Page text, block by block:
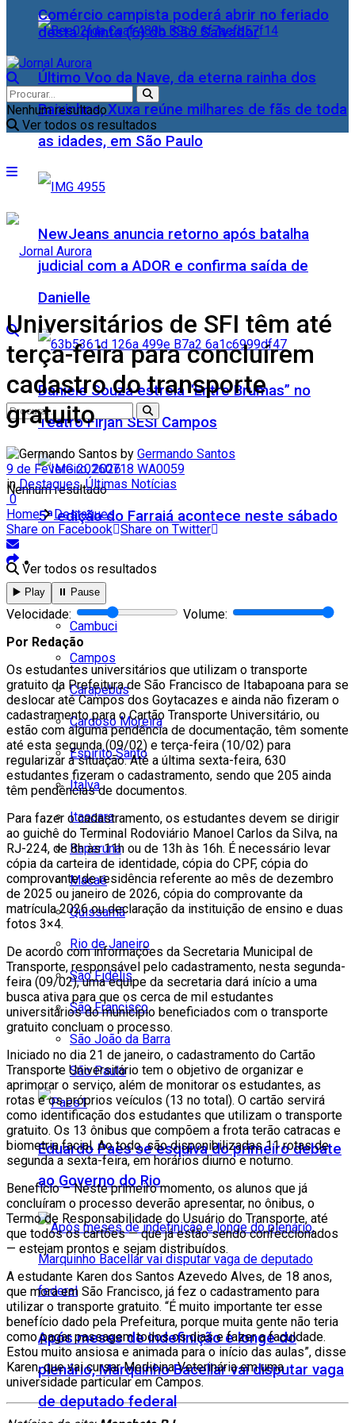
Último Voo da Nave, da eterna rainha dos
Baixinhos, Xuxa reúne milhares de fãs de toda
as idades, em São Paulo
NewJeans anuncia retorno após batalha
judicial com a ADOR e confirma saída de
Danielle
Daniele Souza estreia “Entre Brumas” no
Teatro Firjan SESI Campos
5ª edição do Farraiá acontece neste sábado
Cidades
Todos
Cambuci
Campos
Carapebus
Cardoso Moreira
Espírito Santo
Italva
Itaocara
Itaperuna
Macaé
Quissamã
Rio de Janeiro
São Fidélis
São Francisco
São João da Barra
São Paulo
Eduardo Paes se esquiva do primeiro debate
ao Governo do Rio
Após meses de indefinição e longe do
plenário, Marquinho Bacellar vai disputar vaga
de deputado federal
Comércio campista poderá abrir no feriado
desta quinta (6) do São Salvador
Nenhum resultado
Ver todos os resultados
Nenhum resultado
Ver todos os resultados
Universitários de SFI têm até
terça-feira para concluírem
cadastro do transporte
gratuito
by Germando Santos
9 de Fevereiro, 2026
in Destaques,Últimas Notícias
0
Home
Destaques
Share on Facebook Share on Twitter
▶️ Play ⏸️ Pause
Velocidade:
Volume:
Por Redação
Os estudantes universitários que utilizam o transporte
gratuito da Prefeitura de São Francisco de Itabapoana para se
deslocar até Campos dos Goytacazes e ainda não fizeram o
cadastramento para o Cartão Transporte Universitário, ou
estão com alguma pendência de documentação, têm somente
até esta segunda (09/02) e terça-feira (10/02) para
regularizar a situação. Até a última sexta-feira, 630
estudantes fizeram o cadastramento, sendo que 205 ainda
têm pendências de documentos.
Para fazer o cadastramento, os estudantes devem se dirigir
ao guichê do Terminal Rodoviário Manoel Carlos da Silva, na
RJ-224, de 8h às 11h ou de 13h às 16h. É necessário levar
cópia da carteira de identidade, cópia do CPF, cópia do
comprovante de residência referente ao mês de dezembro
de 2025 ou janeiro de 2026, cópia do comprovante da
matrícula 2026 ou declaração da instituição de ensino e duas
fotos 3×4.
De acordo com informações da Secretaria Municipal de
Transporte, responsável pelo cadastramento, nesta segunda-
feira (09/02), uma equipe da secretaria dará início a uma
busca ativa para que os cerca de mil estudantes
universitários do município beneficiados com o transporte
gratuito concluam o processo.
Iniciado no dia 21 de janeiro, o cadastramento do Cartão
Transporte Universitário tem o objetivo de organizar e
aprimorar o serviço, além de monitorar os estudantes, as
rotas e os próprios veículos (13 no total). O cartão servirá
como identificação dos estudantes que utilizam o transporte
gratuito. Os 13 ônibus que compõem a frota terão catracas e
biometria facial. Ao todo, são disponibilizadas 11 rotas de
segunda a sexta-feira, em horários diurno e noturno.
Benefício – Neste primeiro momento, os alunos que já
concluíram o processo deverão apresentar, no ônibus, o
Termo de Responsabilidade do Usuário do Transporte, até
que todos os cartões — que já estão sendo confeccionados
— estejam prontos e sejam distribuídos.
A estudante Karen dos Santos Azevedo Alves, de 18 anos,
que mora em São Francisco, já fez o cadastramento para
utilizar o transporte gratuito. “É muito importante ter esse
benefício dado pela Prefeitura, porque muita gente não teria
como pagar passagem todos os dias e fazer a faculdade.
Estou muito ansiosa e animada para o início das aulas”, disse
Karen, que vai cursar Medicina Veterinária em uma
universidade particular em Campos.